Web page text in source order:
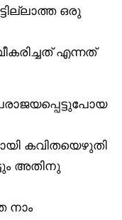
ഒരു
എന്നത്
കവിതയെഴുതി
അതിനു
നാം